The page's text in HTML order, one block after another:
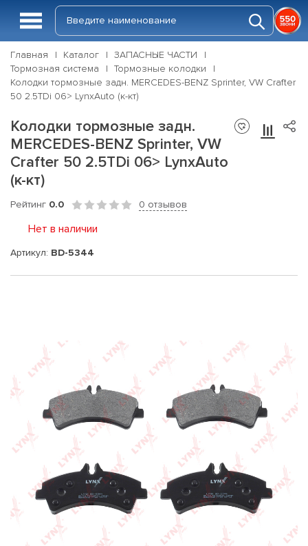
Главная Каталог
ЗАПАСНЫЕ ЧАСТИ
Тормозная система
Тормозные колодки
Колодки тормозные задн. MERCEDES-BENZ Sprinter, VW Crafter
50 2.5TDi 06> LynxAuto (к-кт)
Колодки тормозные задн.
MERCEDES-BENZ Sprinter, VW
Crafter 50 2.5TDi 06> LynxAuto
(к-кт)
Рейтинг 0.0 0 отзывов
Нет в наличии
Артикул: BD-5344